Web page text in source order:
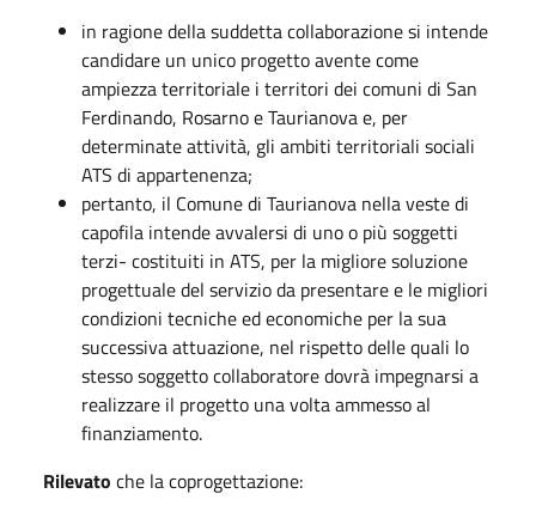
in ragione della suddetta collaborazione si intende
candidare un unico progetto avente come
ampiezza territoriale i territori dei comuni di San
Ferdinando, Rosarno e Taurianova e, per
determinate attività, gli ambiti territoriali sociali
ATS di appartenenza;
pertanto, il Comune di Taurianova nella veste di
capofila intende avvalersi di uno o più soggetti
terzi- costituiti in ATS, per la migliore soluzione
progettuale del servizio da presentare e le migliori
condizioni tecniche ed economiche per la sua
successiva attuazione, nel rispetto delle quali lo
stesso soggetto collaboratore dovrà impegnarsi a
realizzare il progetto una volta ammesso al
finanziamento.
Rilevato che la coprogettazione: